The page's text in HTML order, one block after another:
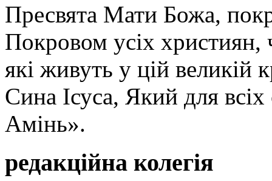
Пресвята Мати Божа,
Покровом усіх християн,
які живуть у цій великій
Сина Ісуса, Який для
Амінь».
редакційна колегія